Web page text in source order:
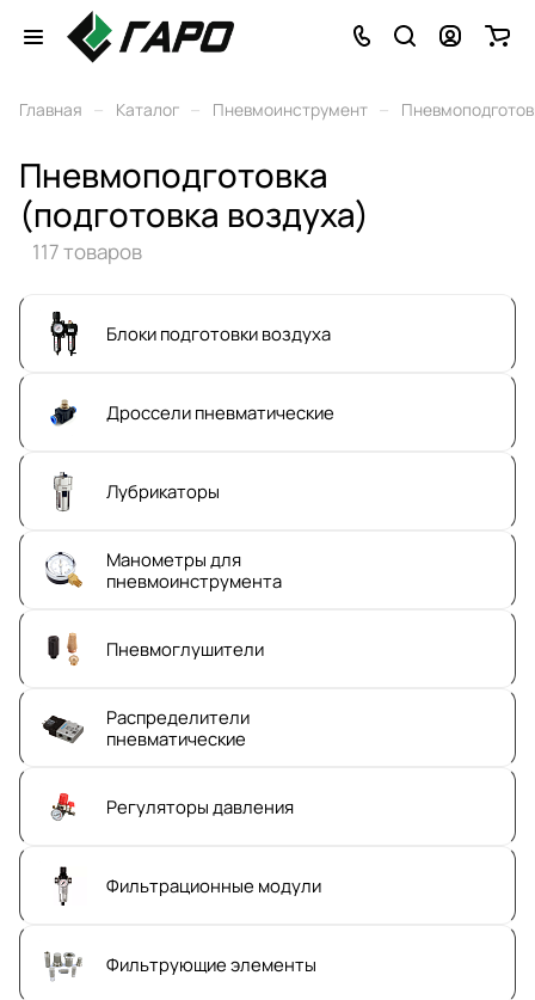
Главная – Каталог – Пневмоинструмент –
Пневмоподготовка
(подготовка воздуха)
117 товаров
Блоки подготовки воздуха
Дроссели пневматические
Лубрикаторы
Манометры для
пневмоинструмента
Пневмоглушители
Распределители
пневматические
Регуляторы давления
Фильтрационные модули
Фильтрующие элементы